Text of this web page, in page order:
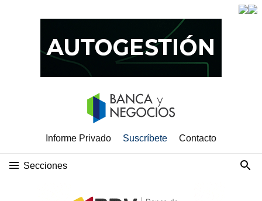
Informe Privado Suscríbete Contacto
Secciones